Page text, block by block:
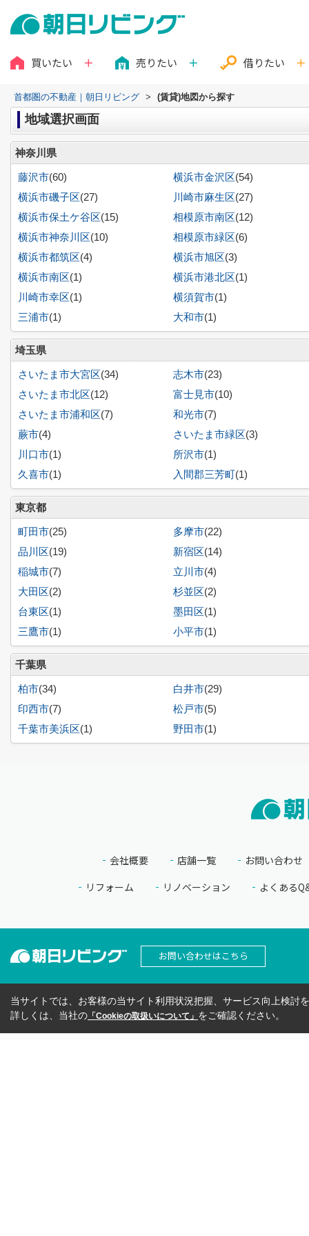
買いたい 売りたい 借りたい
首都圏の不動産｜朝日リビング > (賃貸)地図から探す
地域選択画面
神奈川県
藤沢市(60) 横浜市金沢区(54)
横浜市磯子区(27) 川崎市麻生区(27)
横浜市保土ケ谷区(15) 相模原市南区(12)
横浜市神奈川区(10) 相模原市緑区(6)
横浜市都筑区(4) 横浜市旭区(3)
横浜市南区(1) 横浜市港北区(1)
川崎市幸区(1) 横須賀市(1)
三浦市(1) 大和市(1)
埼玉県
さいたま市大宮区(34) 志木市(23)
さいたま市北区(12) 富士見市(10)
さいたま市浦和区(7) 和光市(7)
蕨市(4) さいたま市緑区(3)
川口市(1) 所沢市(1)
久喜市(1) 入間郡三芳町(1)
東京都
町田市(25) 多摩市(22)
品川区(19) 新宿区(14)
稲城市(7) 立川市(4)
大田区(2) 杉並区(2)
台東区(1) 墨田区(1)
三鷹市(1) 小平市(1)
千葉県
柏市(34) 白井市(29)
印西市(7) 松戸市(5)
千葉市美浜区(1) 野田市(1)
会社概要 店舗一覧
お問い合わせ
リフォーム
リノベーション よくある
お問い合わせはこちら
当サイトでは、お客様の当サイト利用状況把握、サービス向上検討
詳しくは、当社の 「Cookieの取扱いについて」 をご確認ください。